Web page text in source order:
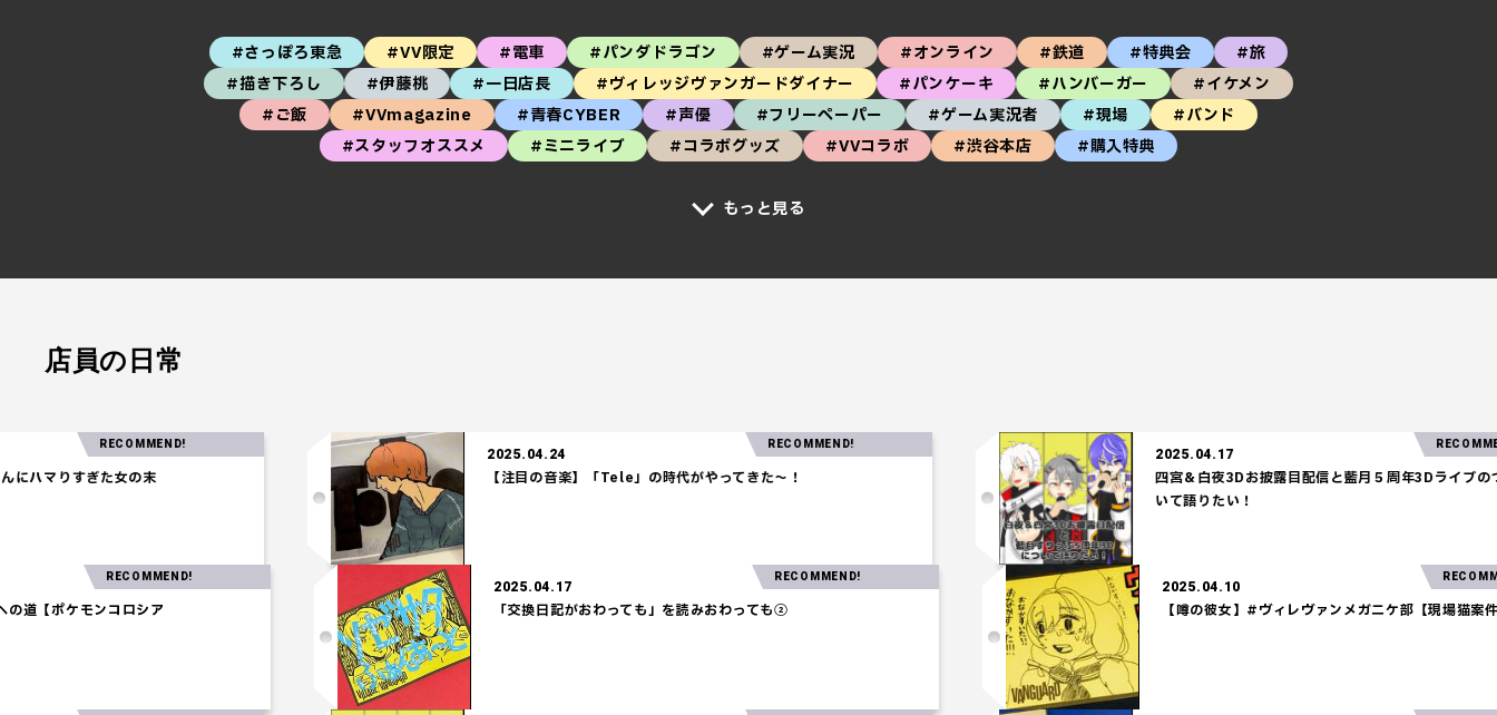
#さっぽろ東急 #VV限定 #電車 #パンダドラゴン #ゲーム実況 #オンライン #鉄道 #特典会
#旅
#描き下ろし
#伊藤桃 #一日店長 #ヴィレッジヴァンガードダイナー #パンケーキ #ハンバーガー
#イケメン
#ご飯
#VVmagazine #青春CYBER #声優 #フリーペーパー #ゲーム実況者 #現場
#バンド
#スタッフオススメ
#ミニライブ #コラボグッズ #VVコラボ #渋谷本店 #購入特典
もっと見る
店員の日常
ぎた女の末
RECOMMEND!
2025.04.24
【注目の音楽】「Tele」の時代がやってきた～！
RECOMMEND!
2025.04.17
四宮＆白夜3Dお披露目配信と藍月５周年3Dライブのつ
いて語りたい！
RECOMMEND!
オウ獲得への道【ポケモンコロシア
RECOMMEND!
2025.04.17
「交換日記がおわっても」を読みおわっても②
RECOMMEND!
2025.04.10
【噂の彼女】#ヴィレヴァンメガニケ部